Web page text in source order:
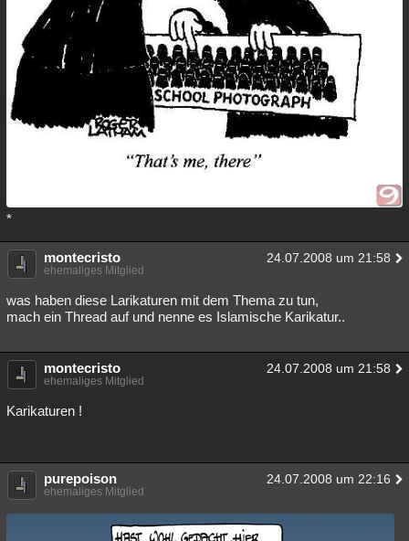
*
montecristo 24.07.2008 um 21:58
ehemaliges Mitglied
was haben diese Larikaturen mit dem Thema zu tun,
mach ein Thread auf und nenne es Islamische Karikatur..
montecristo 24.07.2008 um 21:58
ehemaliges Mitglied
Karikaturen !
purepoison 24.07.2008 um 22:16
ehemaliges Mitglied